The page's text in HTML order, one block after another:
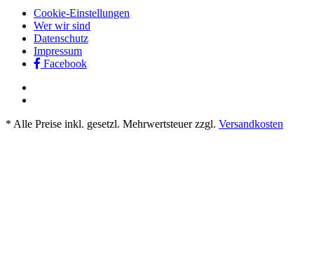
Cookie-Einstellungen
Wer wir sind
Datenschutz
Impressum
Facebook
* Alle Preise inkl. gesetzl. Mehrwertsteuer zzgl. Versandkosten